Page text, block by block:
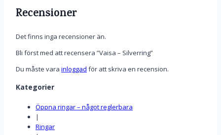
Recensioner
Det finns inga recensioner än.
Bli först med att recensera ”Vaisa – Silverring”
Du måste vara inloggad för att skriva en recension.
Kategorier
Öppna ringar – något reglerbara
|
Ringar